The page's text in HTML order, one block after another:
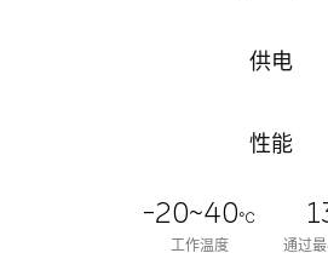
供电
性能
-20~40℃
工作温度
通过